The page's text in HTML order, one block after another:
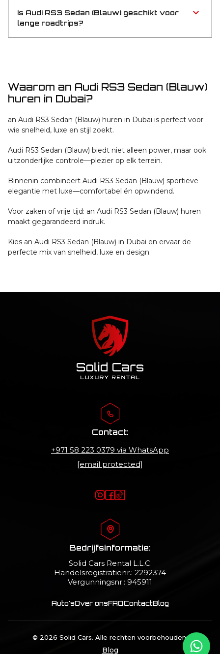
Is Audi RS3 Sedan (Blauw) geschikt voor
lange roadtrips?
Waarom an Audi RS3 Sedan (Blauw)
huren in Dubai?
an Audi RS3 Sedan (Blauw) huren in Dubai is perfect voor
wie snelheid, luxe en stijl zoekt.
Audi RS3 Sedan (Blauw) biedt niet alleen power, maar ook
uitzonderlijke controle—plezier op elk terrein.
Binnenin combineert Audi RS3 Sedan (Blauw) sportieve
elegantie met luxe—comfortabel én opwindend.
Voor zaken of vrije tijd: an Audi RS3 Sedan (Blauw) huren
maakt gegarandeerd indruk.
Kies an Audi RS3 Sedan (Blauw) in Dubai en ervaar de
perfecte mix van snelheid, luxe en design.
Contact:
+971 58 223 0379 via WhatsApp
[email protected]
Bedrijfsinformatie:
Solid Cars Rental L.L.C.
Handelsregistratienr.: 2292374
Vergunningsnr.: 945911
Auto'sOver onsFAQContactBlog
© 2026 Solid Cars. Alle rechten voorbehouden.
Blog